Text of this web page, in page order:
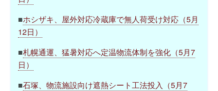
■ホシザキ、屋外対応冷蔵庫で無人荷受け対応（5月
12日）
■札幌通運、猛暑対応へ定温物流体制を強化（5月7
日）
■石塚、物流施設向け遮熱シート工法投入（5月7